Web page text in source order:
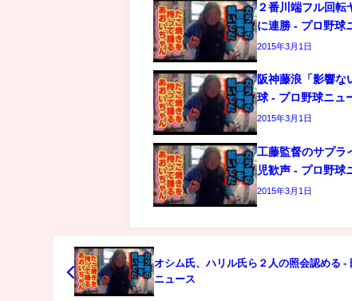
２番川端フル回転
に連勝 - プロ野球
2015年3月1日
阪神藤浪「影響な
球 - プロ野球ニュ
2015年3月1日
工藤監督のサプラ
児歓声 - プロ野球
2015年3月1日
オシム氏、ハリル氏ら２人の照会認める -
ニュース